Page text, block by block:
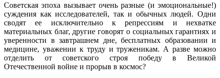
Советская эпоха вызывает очень разные (и эмоциональные!)
суждения как исследователей, так и обычных людей. Одни
сводят ее исключительно к репрессиям и нехватке
материальных благ, другие говорят о социальных гарантиях и
уверенности в завтрашнем дне, бесплатных образовании и
медицине, уважении к труду и труженикам. А разве можно
отделить от советского строя победу в Великой
Отечественной войне и прорыв в космос?